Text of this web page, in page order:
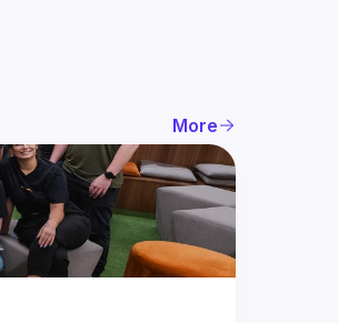
More